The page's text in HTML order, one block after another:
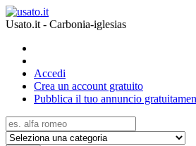
Usato.it - Carbonia-iglesias
Accedi
Crea un account gratuito
Pubblica il tuo annuncio